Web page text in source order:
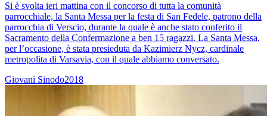
Si è svolta ieri mattina con il concorso di tutta la comunità
parrocchiale, la Santa Messa per la festa di San Fedele, patrono della
parrocchia di Verscio, durante la quale è anche stato conferito il
Sacramento della Confermazione a ben 15 ragazzi. La Santa Messa,
per l’occasione, è stata presieduta da Kazimierz Nycz, cardinale
metropolita di Varsavia, con il quale abbiamo conversato.
Giovani Sinodo2018